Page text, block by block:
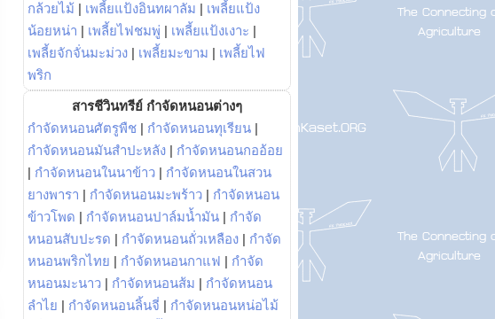
กล้วยไม้ | เพลี้ยแป้งอินทผาลัม | เพลี้ยแป้ง
น้อยหน่า | เพลี้ยไฟชมพู่ | เพลี้ยแป้งเงาะ |
เพลี้ยจักจั่นมะม่วง | เพลี้ยมะขาม | เพลี้ยไฟ
พริก
สารชีวินทรีย์ กำจัดหนอนต่างๆ
กำจัดหนอนศัตรูพืช | กำจัดหนอนทุเรียน |
กำจัดหนอนมันสำปะหลัง | กำจัดหนอนกออ้อย
| กำจัดหนอนในนาข้าว | กำจัดหนอนในสวน
ยางพารา | กำจัดหนอนมะพร้าว | กำจัดหนอน
ข้าวโพด | กำจัดหนอนปาล์มน้ำมัน | กำจัด
หนอนสับปะรด | กำจัดหนอนถั่วเหลือง | กำจัด
หนอนพริกไทย | กำจัดหนอนกาแฟ | กำจัด
หนอนมะนาว | กำจัดหนอนส้ม | กำจัดหนอน
ลำไย | กำจัดหนอนลิ้นจี่ | กำจัดหนอนหน่อไม้